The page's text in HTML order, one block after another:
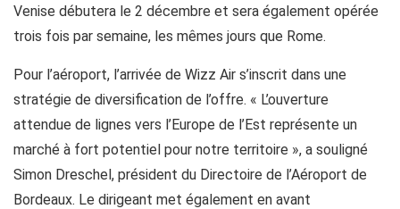
Venise débutera le 2 décembre et sera également opérée
trois fois par semaine, les mêmes jours que Rome.
Pour l’aéroport, l’arrivée de Wizz Air s’inscrit dans une
stratégie de diversification de l’offre. « L’ouverture
attendue de lignes vers l’Europe de l’Est représente un
marché à fort potentiel pour notre territoire », a souligné
Simon Dreschel, président du Directoire de l’Aéroport de
Bordeaux. Le dirigeant met également en avant